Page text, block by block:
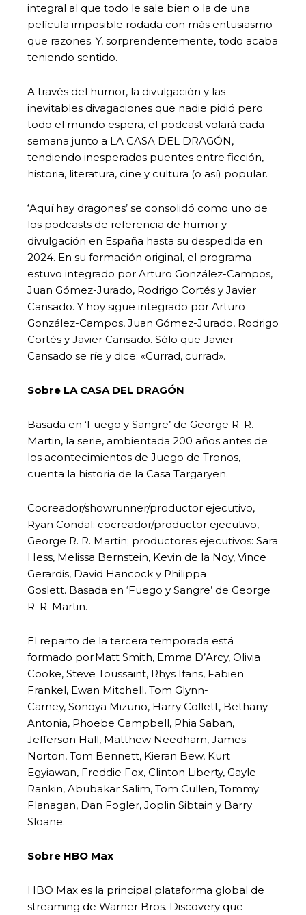
integral al que todo le sale bien o la de una
película imposible rodada con más entusiasmo
que razones. Y, sorprendentemente, todo acaba
teniendo sentido.
A través del humor, la divulgación y las
inevitables divagaciones que nadie pidió pero
todo el mundo espera, el podcast volará cada
semana junto a LA CASA DEL DRAGÓN,
tendiendo inesperados puentes entre ficción,
historia, literatura, cine y cultura (o así) popular.
‘Aquí hay dragones’ se consolidó como uno de
los podcasts de referencia de humor y
divulgación en España hasta su despedida en
2024. En su formación original, el programa
estuvo integrado por Arturo González-Campos,
Juan Gómez-Jurado, Rodrigo Cortés y Javier
Cansado. Y hoy sigue integrado por Arturo
González-Campos, Juan Gómez-Jurado, Rodrigo
Cortés y Javier Cansado. Sólo que Javier
Cansado se ríe y dice: «Currad, currad».
Sobre LA CASA DEL DRAGÓN
Basada en ‘Fuego y Sangre’ de George R. R.
Martin, la serie, ambientada 200 años antes de
los acontecimientos de Juego de Tronos,
cuenta la historia de la Casa Targaryen.
Cocreador/showrunner/productor ejecutivo,
Ryan Condal; cocreador/productor ejecutivo,
George R. R. Martin; productores ejecutivos: Sara
Hess, Melissa Bernstein, Kevin de la Noy, Vince
Gerardis, David Hancock y Philippa
Goslett. Basada en ‘Fuego y Sangre’ de George
R. R. Martin.
El reparto de la tercera temporada está
formado por Matt Smith, Emma D’Arcy, Olivia
Cooke, Steve Toussaint, Rhys Ifans, Fabien
Frankel, Ewan Mitchell, Tom Glynn-
Carney, Sonoya Mizuno, Harry Collett, Bethany
Antonia, Phoebe Campbell, Phia Saban,
Jefferson Hall, Matthew Needham, James
Norton, Tom Bennett, Kieran Bew, Kurt
Egyiawan, Freddie Fox, Clinton Liberty, Gayle
Rankin, Abubakar Salim, Tom Cullen, Tommy
Flanagan, Dan Fogler, Joplin Sibtain y Barry
Sloane.
Sobre HBO Max
HBO Max es la principal plataforma global de
streaming de Warner Bros. Discovery que